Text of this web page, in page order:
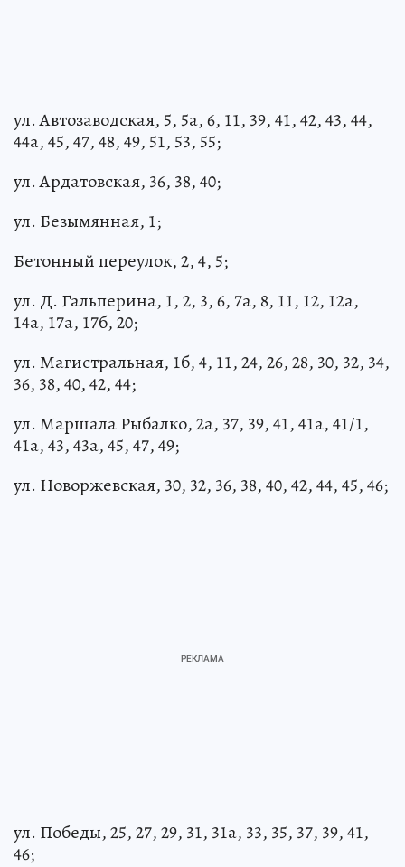
ул. Автозаводская, 5, 5а, 6, 11, 39, 41, 42, 43, 44,
44а, 45, 47, 48, 49, 51, 53, 55;
ул. Ардатовская, 36, 38, 40;
ул. Безымянная, 1;
Бетонный переулок, 2, 4, 5;
ул. Д. Гальперина, 1, 2, 3, 6, 7а, 8, 11, 12, 12а,
14а, 17а, 17б, 20;
ул. Магистральная, 1б, 4, 11, 24, 26, 28, 30, 32, 34,
36, 38, 40, 42, 44;
ул. Маршала Рыбалко, 2а, 37, 39, 41, 41а, 41/1,
41а, 43, 43а, 45, 47, 49;
ул. Новоржевская, 30, 32, 36, 38, 40, 42, 44, 45, 46;
ул. Победы, 25, 27, 29, 31, 31а, 33, 35, 37, 39, 41,
46;